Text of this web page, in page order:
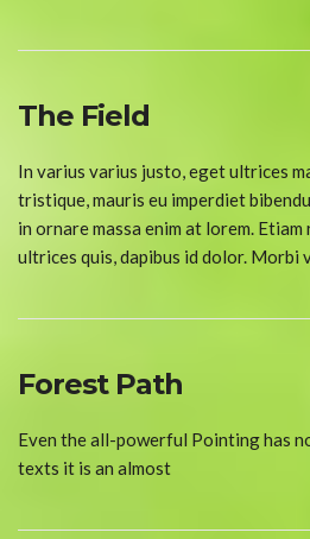
The Field
In varius varius justo, eget ultrices
tristique, mauris eu imperdiet
in ornare massa enim at lorem.
ultrices quis, dapibus id dolor. Morbi
Forest Path
Even the all-powerful Pointing has
texts it is an almost